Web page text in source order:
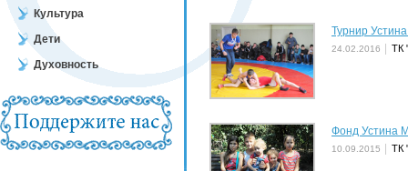
Культура
Дети
Духовность
Турнир
24.02.2016 ТК
Фонд Устина
10.09.2015 ТК